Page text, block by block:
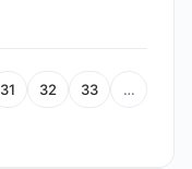
31 32 33 …